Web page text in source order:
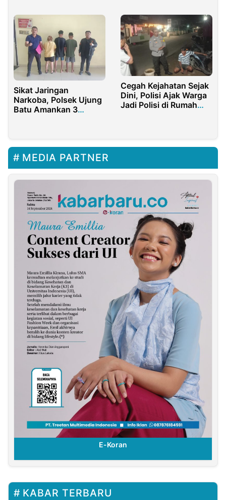
Sikat Jaringan
Narkoba, Polsek Ujung
Batu Amankan 3
Cegah Kejahatan Sejak
Dini, Polisi Ajak Warga
Jadi Polisi di Rumah
MEDIA PARTNER
E-Koran
KABAR TERBARU